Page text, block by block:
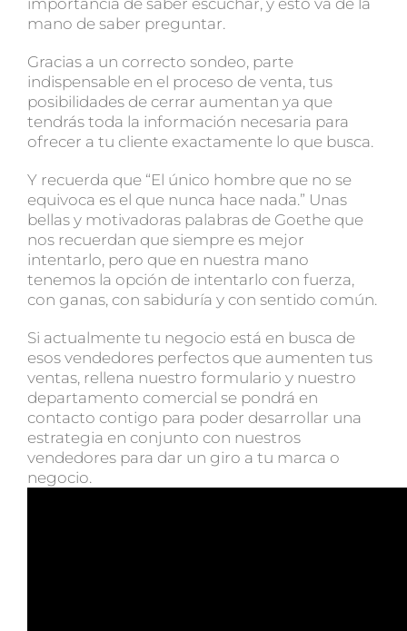
importancia de saber escuchar, y esto va de la
mano de saber preguntar.
Gracias a un correcto sondeo, parte
indispensable en el proceso de venta, tus
posibilidades de cerrar aumentan ya que
tendrás toda la información necesaria para
ofrecer a tu cliente exactamente lo que busca.
Y recuerda que “El único hombre que no se
equivoca es el que nunca hace nada.” Unas
bellas y motivadoras palabras de Goethe que
nos recuerdan que siempre es mejor
intentarlo, pero que en nuestra mano
tenemos la opción de intentarlo con fuerza,
con ganas, con sabiduría y con sentido común.
Si actualmente tu negocio está en busca de
esos vendedores perfectos que aumenten tus
ventas, rellena nuestro formulario y nuestro
departamento comercial se pondrá en
contacto contigo para poder desarrollar una
estrategia en conjunto con nuestros
vendedores para dar un giro a tu marca o
negocio.